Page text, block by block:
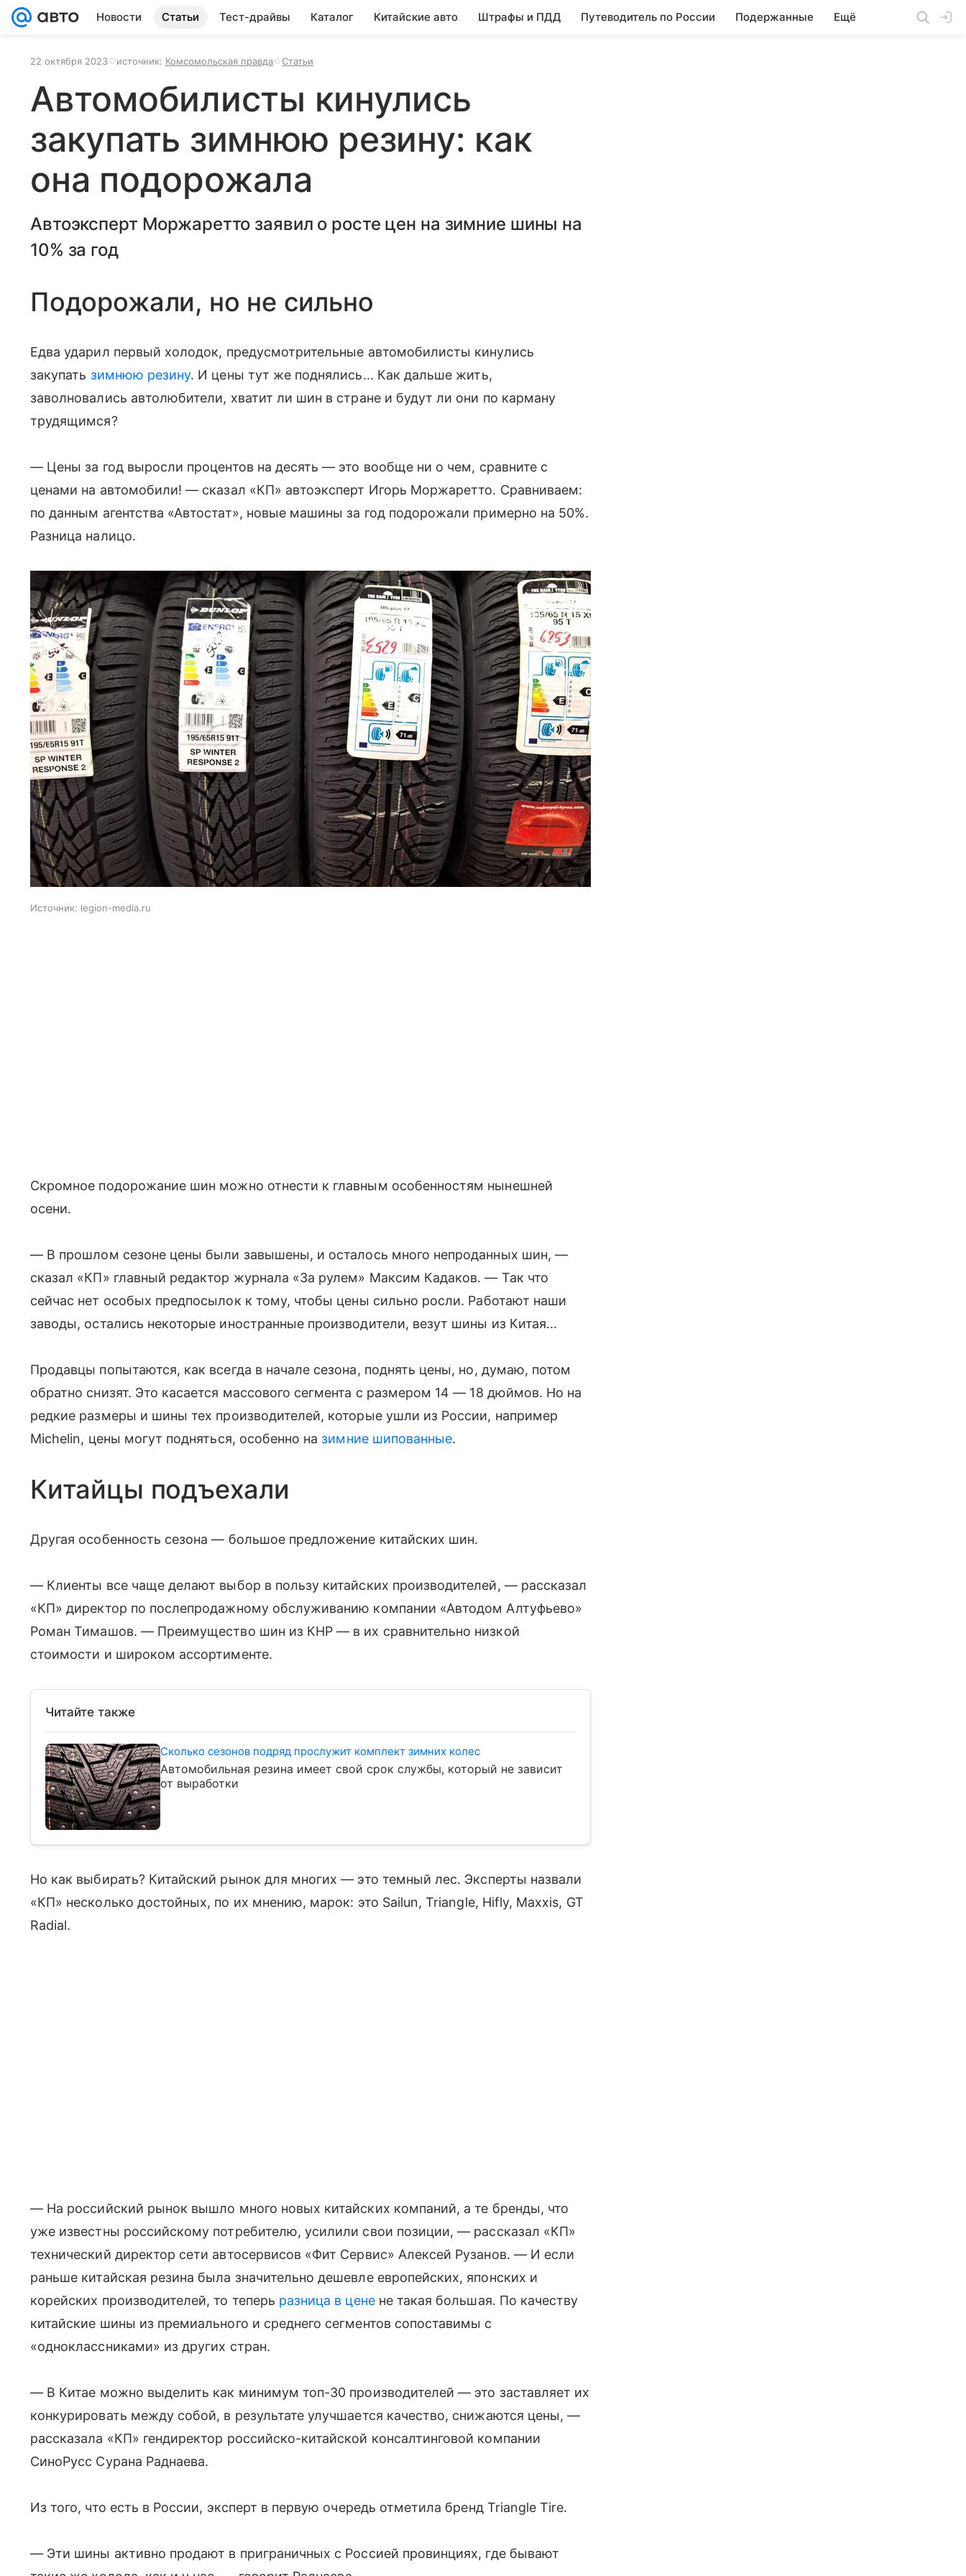
Новости Статьи Тест-драйвы Каталог Китайские авто Штрафы и ПДД Путеводитель по России Подержанные Ещё
22 октября 2023 источник: Комсомольская правда Статьи
Автомобилисты кинулись
закупать зимнюю резину: как
она подорожала
Автоэксперт Моржаретто заявил о росте цен на зимние шины на
10% за год
Подорожали, но не сильно
Едва ударил первый холодок, предусмотрительные автомобилисты кинулись
закупать зимнюю резину. И цены тут же поднялись... Как дальше жить,
заволновались автолюбители, хватит ли шин в стране и будут ли они по карману
трудящимся?
— Цены за год выросли процентов на десять — это вообще ни о чем, сравните с
ценами на автомобили! — сказал «КП» автоэксперт Игорь Моржаретто. Сравниваем:
по данным агентства «Автостат», новые машины за год подорожали примерно на 50%.
Разница налицо.
Источник: legion-media.ru
Скромное подорожание шин можно отнести к главным особенностям нынешней
осени.
— В прошлом сезоне цены были завышены, и осталось много непроданных шин, —
сказал «КП» главный редактор журнала «За рулем» Максим Кадаков. — Так что
сейчас нет особых предпосылок к тому, чтобы цены сильно росли. Работают наши
заводы, остались некоторые иностранные производители, везут шины из Китая...
Продавцы попытаются, как всегда в начале сезона, поднять цены, но, думаю, потом
обратно снизят. Это касается массового сегмента с размером 14 — 18 дюймов. Но на
редкие размеры и шины тех производителей, которые ушли из России, например
Michelin, цены могут подняться, особенно на зимние шипованные.
Китайцы подъехали
Другая особенность сезона — большое предложение китайских шин.
— Клиенты все чаще делают выбор в пользу китайских производителей, — рассказал
«КП» директор по послепродажному обслуживанию компании «Автодом Алтуфьево»
Роман Тимашов. — Преимущество шин из КНР — в их сравнительно низкой
стоимости и широком ассортименте.
Читайте также
Сколько сезонов подряд прослужит комплект зимних колес
Автомобильная резина имеет свой срок службы, который не зависит
от выработки
Но как выбирать? Китайский рынок для многих — это темный лес. Эксперты назвали
«КП» несколько достойных, по их мнению, марок: это Sailun, Triangle, Hifly, Maxxis, GT
Radial.
— На российский рынок вышло много новых китайских компаний, а те бренды, что
уже известны российскому потребителю, усилили свои позиции, — рассказал «КП»
технический директор сети автосервисов «Фит Сервис» Алексей Рузанов. — И если
раньше китайская резина была значительно дешевле европейских, японских и
корейских производителей, то теперь разница в ценене такая большая. По качеству
китайские шины из премиального и среднего сегментов сопоставимы с
«одноклассниками» из других стран.
— В Китае можно выделить как минимум топ-30 производителей — это заставляет их
конкурировать между собой, в результате улучшается качество, снижаются цены, —
рассказала «КП» гендиректор российско-китайской консалтинговой компании
СиноРусс Сурана Раднаева.
Из того, что есть в России, эксперт в первую очередь отметила бренд Triangle Tire.
— Эти шины активно продают в приграничных с Россией провинциях, где бывают